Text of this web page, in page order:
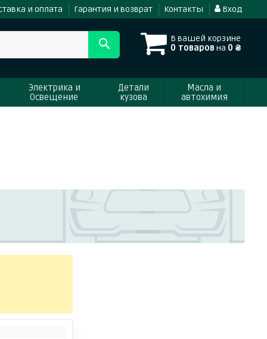
и оплата Гарантия и возврат Контакты Вход
В вашей корзине
0 товаров на 0 ₴
Электрика и
Освещение
Детали
кузова
Масла и
автохимия